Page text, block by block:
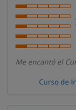
Me encantó el
Curso de